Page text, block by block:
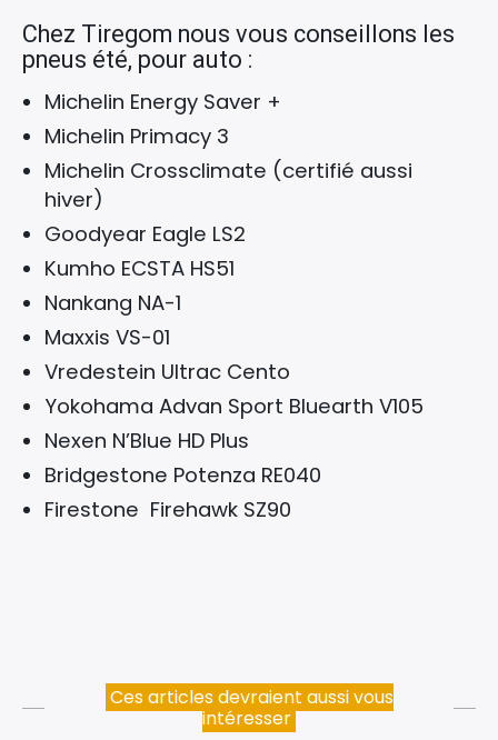
Chez Tiregom nous vous conseillons les
pneus été, pour auto :
Michelin Energy Saver +
Michelin Primacy 3
Michelin Crossclimate (certifié aussi
hiver)
Goodyear Eagle LS2
Kumho ECSTA HS51
Nankang NA-1
Maxxis VS-01
Vredestein Ultrac Cento
Yokohama Advan Sport Bluearth V105
Nexen N’Blue HD Plus
Bridgestone Potenza RE040
Firestone Firehawk SZ90
Ces articles devraient aussi vous
intéresser